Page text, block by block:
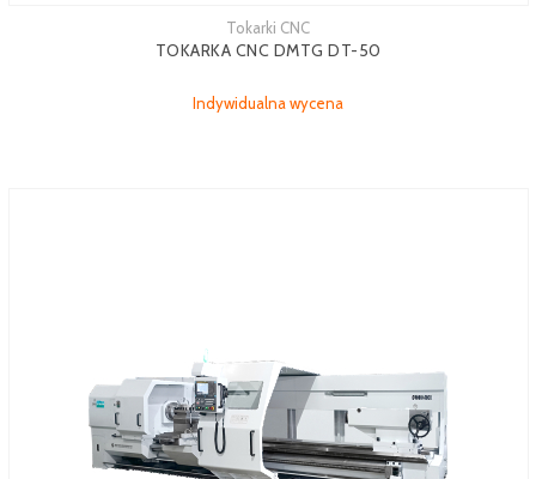
Tokarki CNC
TOKARKA CNC DMTG DT-50
Indywidualna wycena